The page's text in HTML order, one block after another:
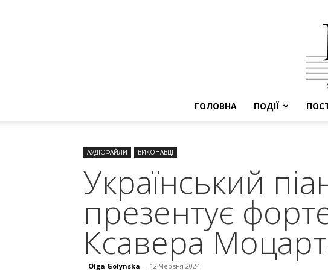
ГОЛОВНА ПОДІЇ
АУДІОФАЙЛИ ВИКОНАВЦІ
Український
презентує
Ксавера
Olga Golynska - 12 Червня 2024